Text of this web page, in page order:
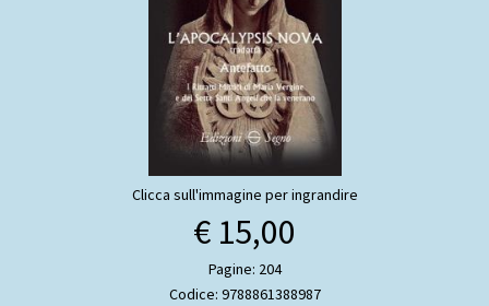
Clicca sull'immagine per ingrandire
€ 15,00
Pagine: 204
Codice: 9788861388987